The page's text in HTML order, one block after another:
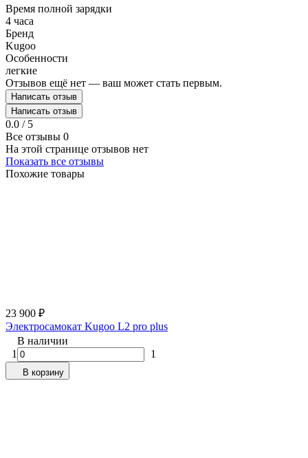
Время полной зарядки
4 часа
Бренд
Kugoo
Особенности
легкие
Отзывов ещё нет — ваш может стать первым.
Написать отзыв
Написать отзыв
0.0 / 5
Все отзывы 0
На этой странице отзывов нет
Показать все отзывы
Похожие товары
23 900 ₽
Электросамокат Kugoo L2 pro plus
В наличии
1
1
В корзину